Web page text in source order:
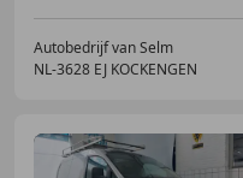
Autobedrijf van Selm
NL-3628 EJ KOCKENGEN